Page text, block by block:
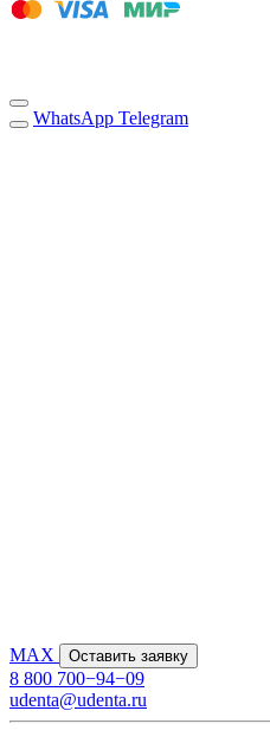
WhatsApp Telegram
MAX Оставить заявку
8 800 700−94−09
udenta@udenta.ru